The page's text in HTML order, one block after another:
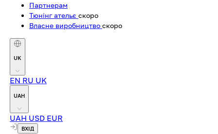
Партнерам
Тюнінг ательє скоро
Власне виробництво скоро
UK
EN RU UK
UAH
UAH USD EUR
ВХІД